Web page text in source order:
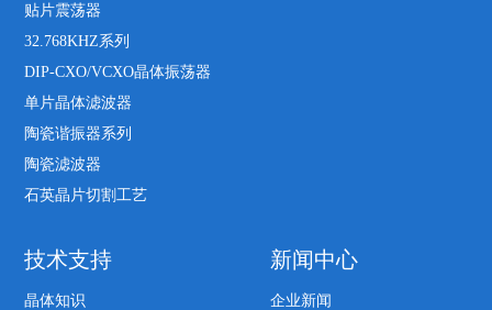
贴片震荡器
32.768KHZ系列
DIP-CXO/VCXO晶体振荡器
单片晶体滤波器
陶瓷谐振器系列
陶瓷滤波器
石英晶片切割工艺
技术支持
晶体知识
新闻中心
企业新闻